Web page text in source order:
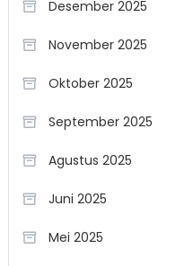
Desember 2025
November 2025
Oktober 2025
September 2025
Agustus 2025
Juni 2025
Mei 2025